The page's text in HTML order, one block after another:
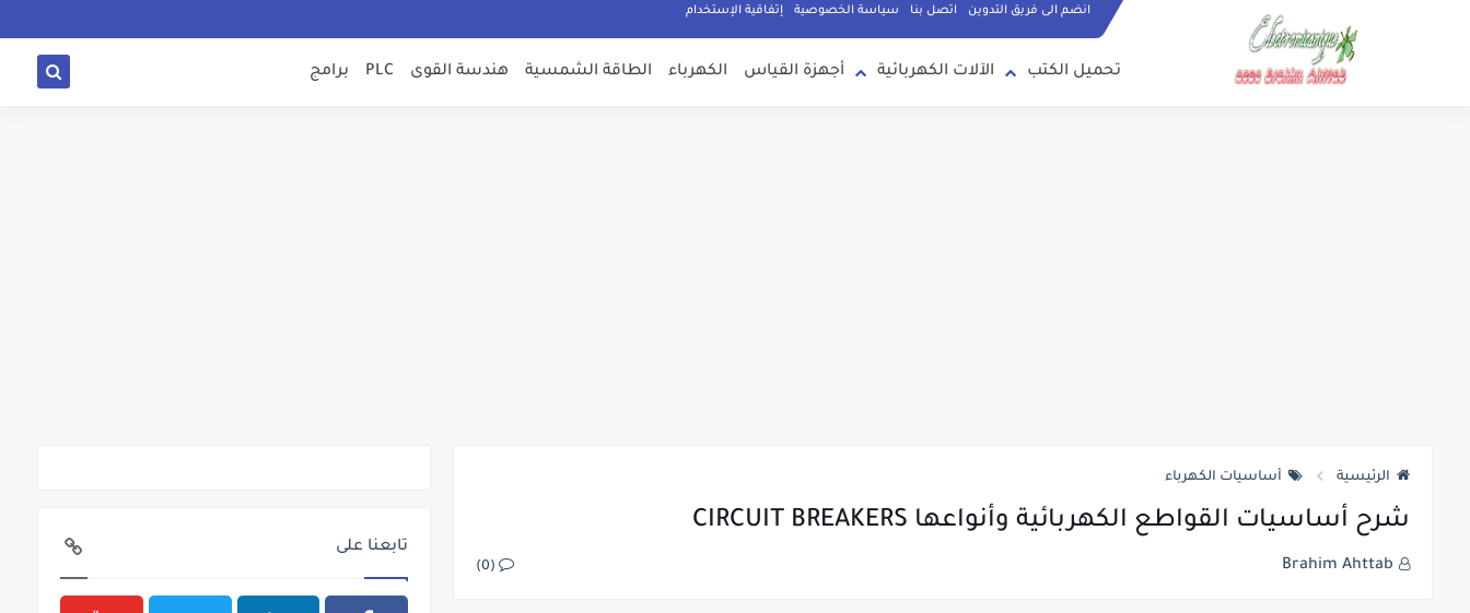
انضم الى فريق التدوين اتصل بنا سياسة الخصوصية إتفاقية الإستخدام
تحميل الكتب الآلات الكهربائية أجهزة القياس الكهرباء الطاقة الشمسية هندسة القوى PLC برامج
الرئيسية أساسيات الكهرباء
شرح أساسيات القواطع الكهربائية وأنواعها CIRCUIT BREAKERS
Brahim Ahttab
(0)
تابعنا على